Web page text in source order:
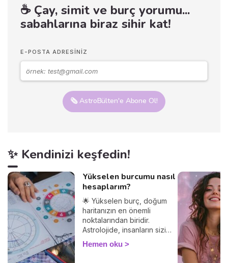
☕ Çay, simit ve burç yorumu...
sabahlarına biraz sihir kat!
E-POSTA ADRESINIZ
🗞️ AstroBülten'e Abone Ol!
✨ Kendinizi keşfedin!
Yükselen burcumu nasıl
hesaplarım?
🌟 Yükselen burç, doğum
haritanızın en önemli
noktalarından biridir.
Astrolojide, insanların sizi
nasıl gördüğünü ve
diğerleriyle olan
Hemen oku